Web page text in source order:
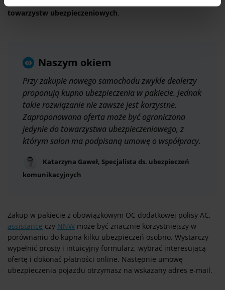
towarzystw ubezpieczeniowych.
Naszym okiem
Przy zakupie nowego samochodu zwykle dealerzy
proponują kupno ubezpieczenia w pakiecie. Jednak
takie rozwiązanie nie zawsze jest korzystne.
Zaproponowana oferta może być ograniczona
jedynie do towarzystwa ubezpieczeniowego, z
którym salon ma podpisaną umowę o współpracy.
Katarzyna Gaweł, Specjalista ds. ubezpieczeń
komunikacyjnych
Zakup w pakiecie z obowiązkowym OC dodatkowej polisy AC,
assistance czy NNW może być znacznie korzystniejszy w
porównaniu do kupna kilku ubezpieczeń osobno. Wystarczy
wypełnić prosty i intuicyjny formularz, wybrać interesującą
ofertę i dokonać płatności online. Następnie umowę
ubezpieczenia pojazdu otrzymasz na wskazany adres e-mail.